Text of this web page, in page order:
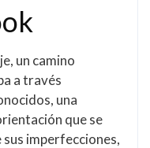
un camino
a través
una
que se
sus imperfecciones,